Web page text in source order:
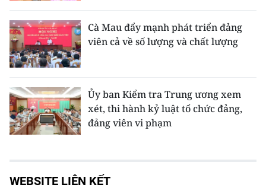
Cà Mau đẩy mạnh phát triển đảng
viên cả về số lượng và chất lượng
Ủy ban Kiểm tra Trung ương xem
xét, thi hành kỷ luật tổ chức đảng,
đảng viên vi phạm
WEBSITE LIÊN KẾT